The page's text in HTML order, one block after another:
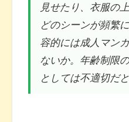
見せたり、衣服の
どのシーンが頻繁
容的には成人マン
ないか。年齢制限
としては不適切だと